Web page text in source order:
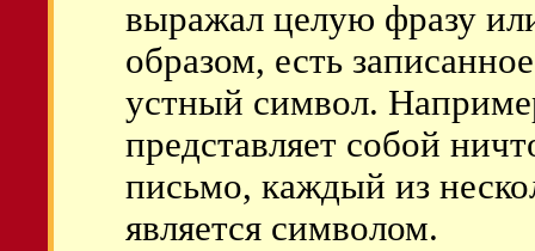
выражал целую фразу
образом, есть
устный символ.
представляет собой
письмо, каждый из
является символом.